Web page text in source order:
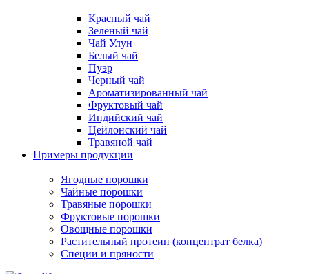
Красный чай
Зеленый чай
Чай Улун
Белый чай
Пуэр
Черный чай
Ароматизированный чай
Фруктовый чай
Индийский чай
Цейлонский чай
Травяной чай
Примеры продукции
Ягодные порошки
Чайные порошки
Травяные порошки
Фруктовые порошки
Овощные порошки
Растительный протеин (концентрат белка)
Специи и пряности